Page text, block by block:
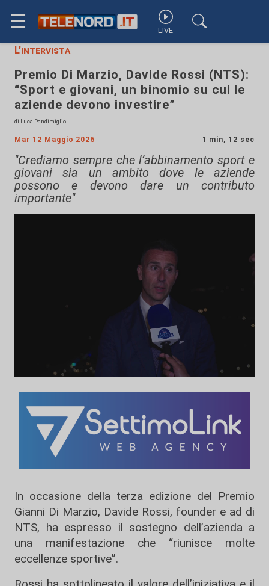
☰ LIVE
L'intervista
Premio Di Marzio, Davide Rossi (NTS):
“Sport e giovani, un binomio su cui le
aziende devono investire”
di Luca Pandimiglio
Mar 12 Maggio 2026 1 min, 12 sec
"Crediamo sempre che l’abbinamento sport e
giovani sia un ambito dove le aziende
possono e devono dare un contributo
importante"
In occasione della terza edizione del Premio
Gianni Di Marzio, Davide Rossi, founder e ad di
NTS, ha espresso il sostegno dell’azienda a
una manifestazione che “riunisce molte
eccellenze sportive”.